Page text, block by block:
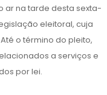
ar na tarde desta sexta-
eleitoral, cuja
o término do pleito,
a serviços e
por lei.